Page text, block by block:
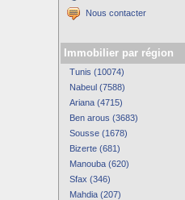
Nous contacter
Immobilier par région
Tunis (10074)
Nabeul (7588)
Ariana (4715)
Ben arous (3683)
Sousse (1678)
Bizerte (681)
Manouba (620)
Sfax (346)
Mahdia (207)